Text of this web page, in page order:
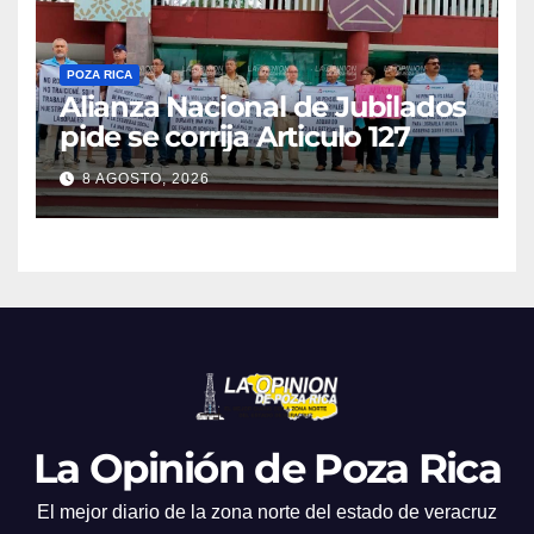
POZA RICA
Alianza Nacional de Jubilados
pide se corrija Articulo 127
8 AGOSTO, 2026
La Opinión de Poza Rica
El mejor diario de la zona norte del estado de veracruz